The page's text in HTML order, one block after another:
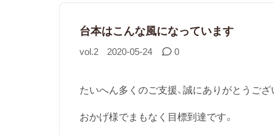
台本はこんな風になっています
vol.2 2020-05-24 0
たいへん多くのご支援、誠にありがとうござ
おかげ様でまもなく目標到達です。